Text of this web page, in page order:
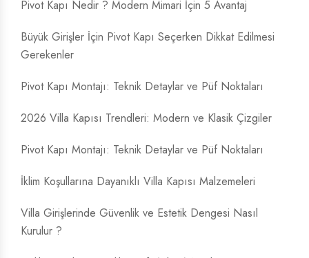
Pivot Kapı Nedir ? Modern Mimari İçin 5 Avantaj
Büyük Girişler İçin Pivot Kapı Seçerken Dikkat Edilmesi
Gerekenler
Pivot Kapı Montajı: Teknik Detaylar ve Püf Noktaları
2026 Villa Kapısı Trendleri: Modern ve Klasik Çizgiler
Pivot Kapı Montajı: Teknik Detaylar ve Püf Noktaları
İklim Koşullarına Dayanıklı Villa Kapısı Malzemeleri
Villa Girişlerinde Güvenlik ve Estetik Dengesi Nasıl
Kurulur ?